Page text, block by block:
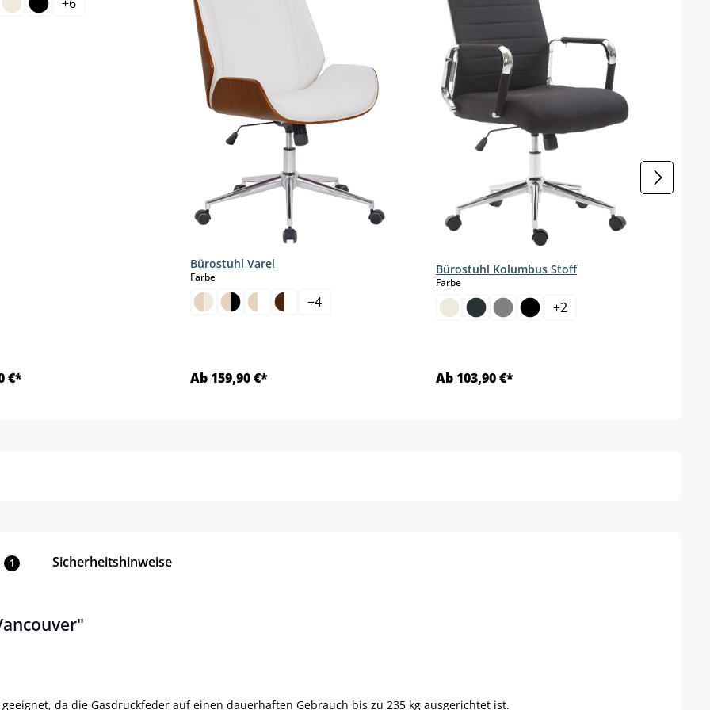
€*
Bürostuhl Varel
Farbeauswählen
+4
Ab 159,90 €*
Bürostuhl Kolumbus Stoff
Farbeauswählen
+2
Ab 103,90 €*
1 Sicherheitshinweise
da die Gasdruckfeder auf einen dauerhaften Gebrauch bis zu 235 kg ausgerichtet ist.